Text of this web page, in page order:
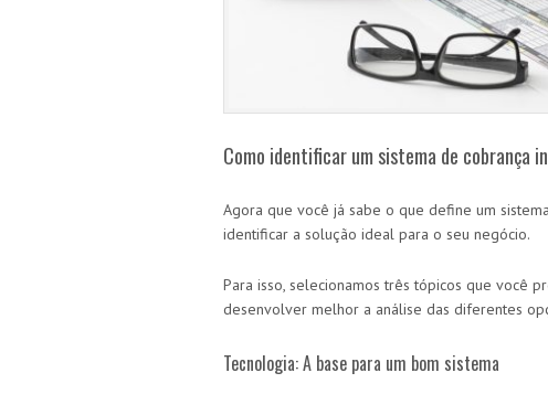
Como identificar um sistema de cobrança
Agora que você já sabe o que define um
identificar a solução ideal para o seu negócio.
Para isso, selecionamos três tópicos que você
desenvolver melhor a análise das diferentes
Tecnologia: A base para um bom sistema